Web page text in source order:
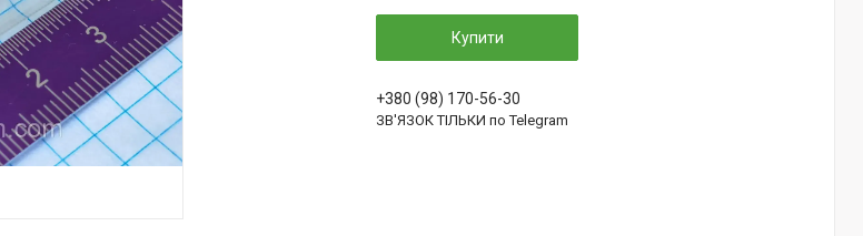
Купити
+380 (98) 170-56-30
ЗВ'ЯЗОК ТІЛЬКИ по Telegram